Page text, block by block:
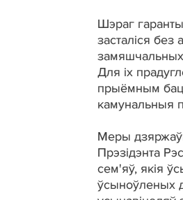
Шэраг
засталіся без
замяшчальных
Для іх
прыёмным
камунальныя
Меры
Прэзідэнта
сем'яў, якія
ўсыноўленых